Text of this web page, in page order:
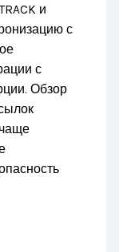
и
с
с
Обзор